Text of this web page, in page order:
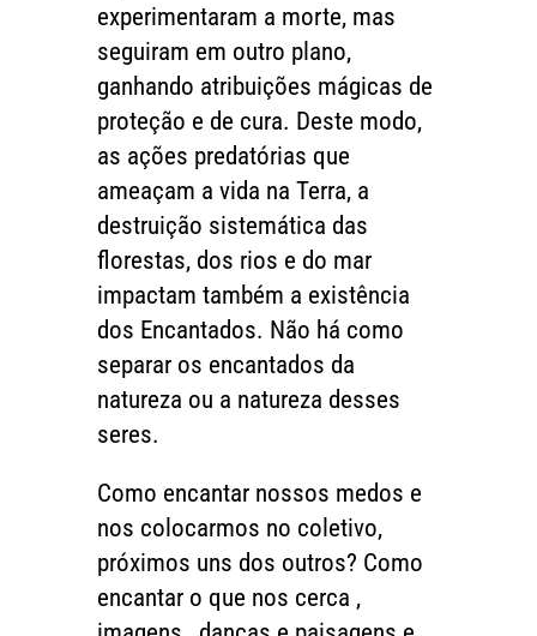
experimentaram a morte, mas
seguiram em outro plano,
ganhando atribuições mágicas de
proteção e de cura. Deste modo,
as ações predatórias que
ameaçam a vida na Terra, a
destruição sistemática das
florestas, dos rios e do mar
impactam também a existência
dos Encantados. Não há como
separar os encantados da
natureza ou a natureza desses
seres.
Como encantar nossos medos e
nos colocarmos no coletivo,
próximos uns dos outros? Como
encantar o que nos cerca ,